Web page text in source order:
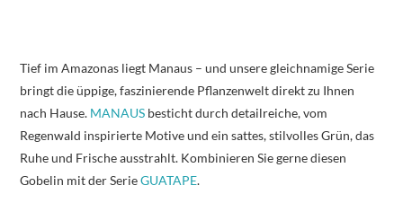
Tief im Amazonas liegt Manaus – und unsere gleichnamige Serie
bringt die üppige, faszinierende Pflanzenwelt direkt zu Ihnen
nach Hause. MANAUS besticht durch detailreiche, vom
Regenwald inspirierte Motive und ein sattes, stilvolles Grün, das
Ruhe und Frische ausstrahlt. Kombinieren Sie gerne diesen
Gobelin mit der SerieGUATAPE.